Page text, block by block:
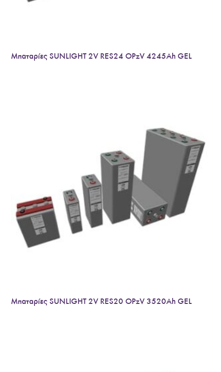
Μπαταρίες SUNLIGHT 2V RES24 OPzV 4245Ah GEL
Μπαταρίες SUNLIGHT 2V RES20 OPzV 3520Ah GEL